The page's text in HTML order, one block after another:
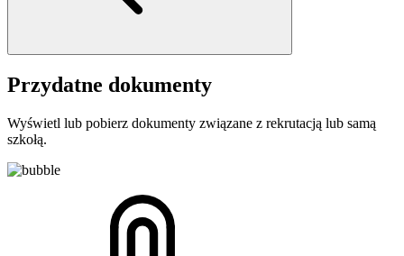
Przydatne dokumenty
Wyświetl lub pobierz dokumenty związane z rekrutacją lub samą
szkołą.